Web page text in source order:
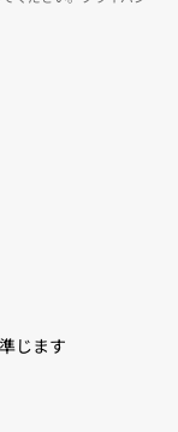
じます